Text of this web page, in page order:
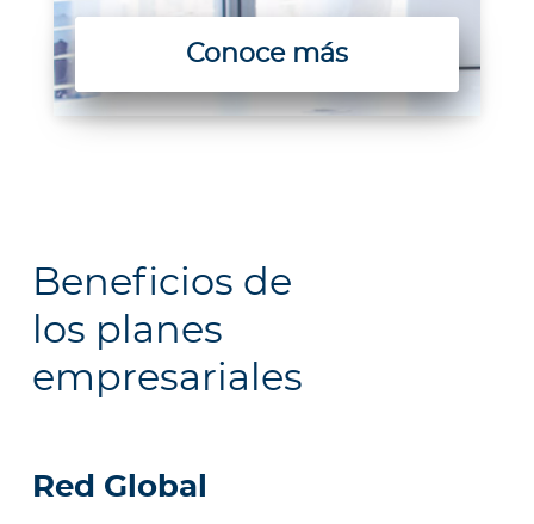
Conoce más
Beneficios de
los planes
empresariales
Red Global